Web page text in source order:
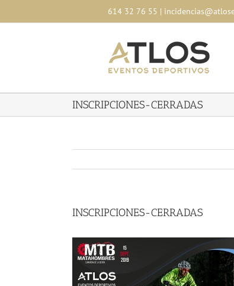
614 32 76 55 |
INSCRIPCIONES-CERRADAS
INSCRIPCIONES-CERRADAS